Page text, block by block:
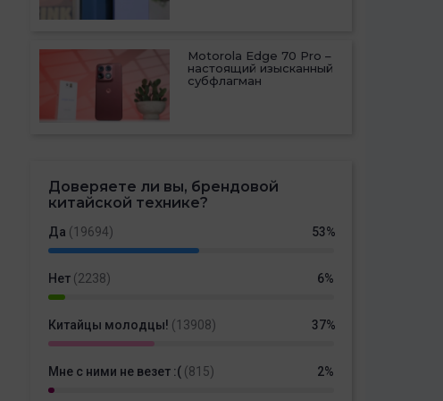
Motorola Edge 70 Pro –
настоящий изысканный
субфлагман
Доверяете ли вы, брендовой
китайской технике?
Да (19694) 53%
Нет (2238) 6%
Китайцы молодцы! (13908) 37%
Мне с ними не везет :( (815) 2%